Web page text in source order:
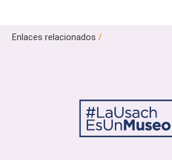
Enlaces relacionados /